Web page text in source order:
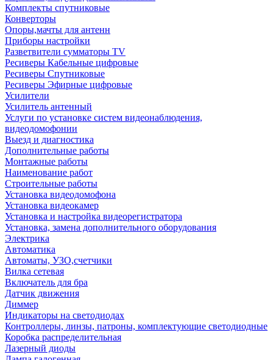
Комплекты спутниковые
Конверторы
Опоры,мачты для антенн
Приборы настройки
Разветвители сумматоры TV
Ресиверы Кабельные цифровые
Ресиверы Спутниковые
Ресиверы Эфирные цифровые
Усилители
Усилитель антенный
Услуги по установке систем видеонаблюдения,
видеодомофонии
Выезд и диагностика
Дополнительные работы
Монтажные работы
Наименование работ
Строительные работы
Установка видеодомофона
Установка видеокамер
Установка и настройка видеорегистратора
Установка, замена дополнительного оборудования
Электрика
Автоматика
Автоматы, УЗО,счетчики
Вилка сетевая
Включатель для бра
Датчик движения
Диммер
Индикаторы на светодиодах
Контроллеры, линзы, патроны, комплектующие светодиодные
Коробка распределительная
Лазерный диоды